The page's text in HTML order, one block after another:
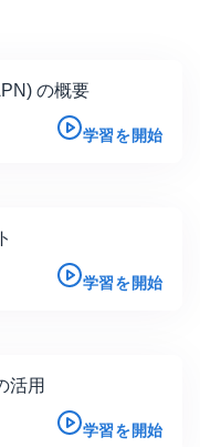
の概要
学習を開始
学習を開始
活用
学習を開始